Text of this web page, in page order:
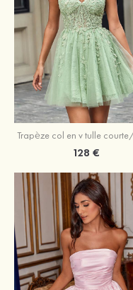
128 €